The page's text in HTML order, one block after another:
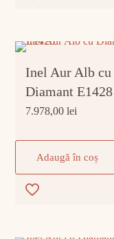
Inel Aur Alb cu
Diamant E1428
7.978,00lei
Adaugă în coș